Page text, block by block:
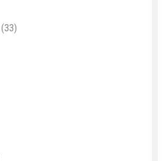
(33)